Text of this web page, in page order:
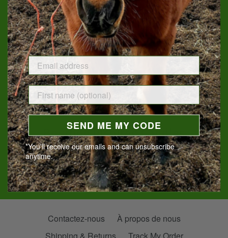
Bourbon Inspired Candles
Contactez-nous
À propos de nous
SEND ME MY CODE
*You'll receive our emails and can unsubscribe
anytime.